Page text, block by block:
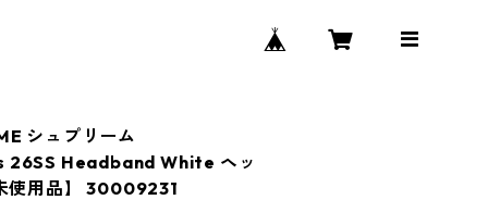
シュプリーム
Headband White ヘッ
使用品】 30009231